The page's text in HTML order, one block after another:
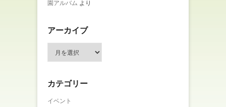
園アルバム より
アーカイブ
ブ
カテゴリー
イベント